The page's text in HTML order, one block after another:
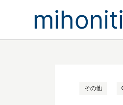
mihoniti
その他